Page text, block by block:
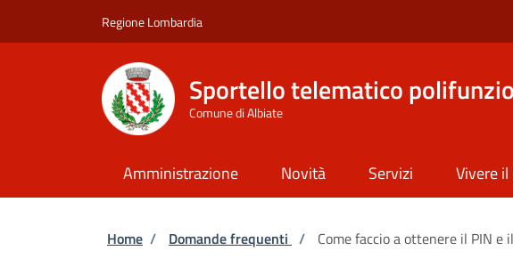
Regione Lombardia
Sportello telematico
Comune di Albiate
Amministrazione Novità Servizi Vivere
Briciole di pane
Home / Domande frequenti / Come faccio a ottenere il PIN e